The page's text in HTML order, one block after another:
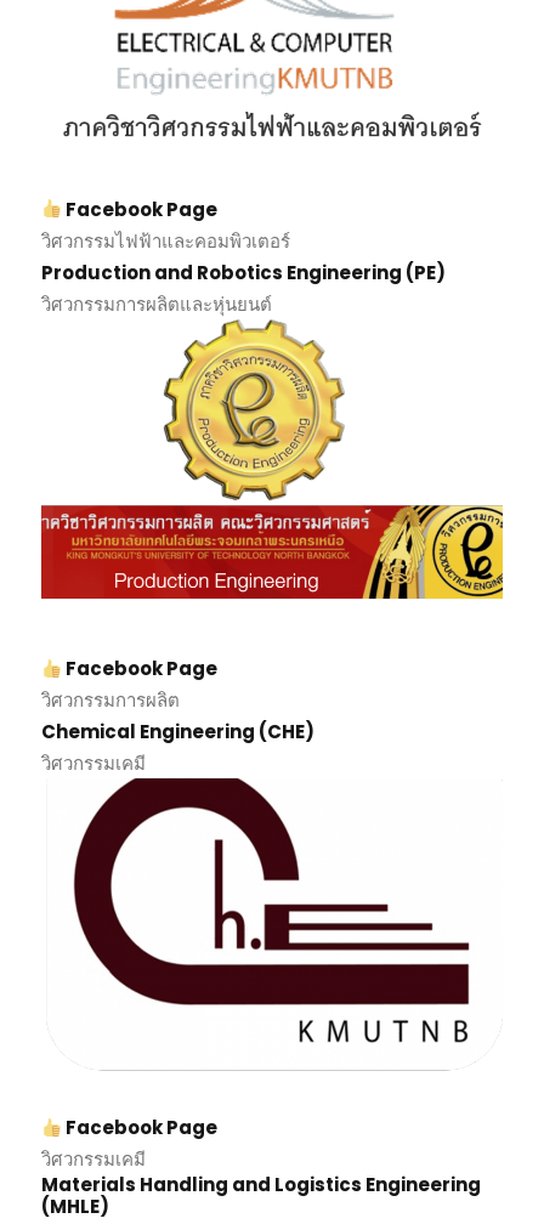
Facebook Page
วิศวกรรมไฟฟ้าและคอมพิวเตอร์
Production and Robotics Engineering (PE)
วิศวกรรมการผลิตและหุ่นยนต์
Facebook Page
วิศวกรรมการผลิต
Chemical Engineering (CHE)
วิศวกรรมเคมี
Facebook Page
วิศวกรรมเคมี
Materials Handling and Logistics Engineering
(MHLE)